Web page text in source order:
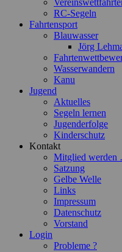
RC-Segeln
Fahrtensport
Blauwasser
Jörg
Wasserwandern
Kanu
Jugend
Aktuelles
Segeln lernen
Jugenderfolge
Kinderschutz
Kontakt
Mitglied werden
Satzung
Gelbe Welle
Links
Impressum
Datenschutz
Vorstand
Login
Probleme ?